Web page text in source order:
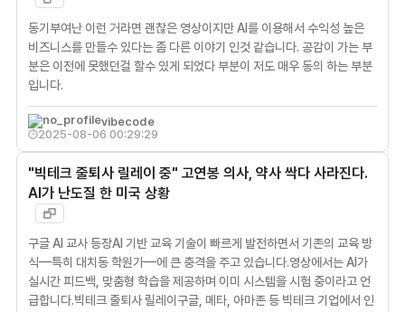
동기부여난 이런 거라면 괜찮은 영상이지만 AI를 이용해서 수익성 높은
비즈니스를 만들수 있다는 좀 다른 이야기 인것 같습니다. 공감이 가는 부
분은 이전에 못했던걸 할수 있게 되었다 부분이 저도 매우 동의 하는 부분
입니다.
vibecode
2025-08-06 00:29:29
"빅테크 줄퇴사 릴레이 중" 고연봉 의사, 약사 싹다 사라진다.
AI가 난도질 한 미국 상황
구글 AI 교사 등장AI 기반 교육 기술이 빠르게 발전하면서 기존의 교육 방
식—특히 대치동 학원가—에 큰 충격을 주고 있습니다.영상에서는 AI가
실시간 피드백, 맞춤형 학습을 제공하며 이미 시스템을 시험 중이라고 언
급합니다.빅테크 줄퇴사 릴레이구글, 메타, 아마존 등 빅테크 기업에서 인